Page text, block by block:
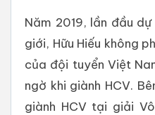
Năm 2019, lần đầu
giới, Hữu Hiếu không
của đội tuyển Việt
ngờ khi giành HCV.
giành HCV tại giải